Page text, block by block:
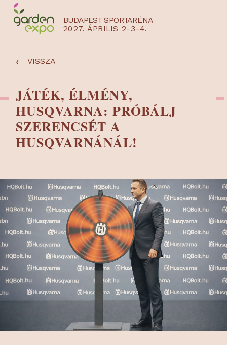
BUDAPEST SPORTARÉNA
2027. ÁPRILIS 2-3-4.
NYEREMÉNYJÁTÉK / REGISZTRÁCIÓ
‹ VISSZA
JÁTÉK, ÉLMÉNY,
HUSQVARNA: PRÓBÁLJ
SZERENCSÉT A
HUSQVARNÁNÁL!